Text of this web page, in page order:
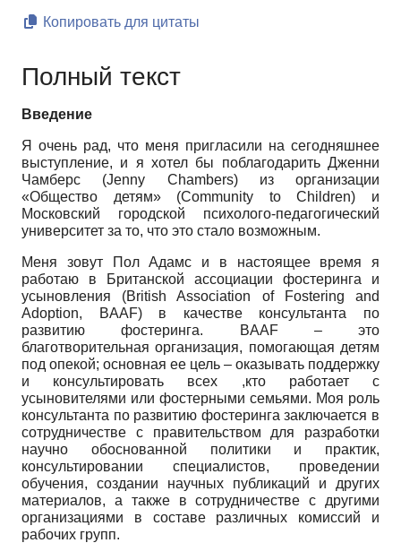
Копировать для цитаты
Полный текст
Введение
Я очень рад, что меня пригласили на сегодняшнее
выступление, и я хотел бы поблагодарить Дженни
Чамберс (Jenny Chambers) из организации
«Общество детям» (Community to Children) и
Московский городской психолого-педагогический
университет за то, что это стало возможным.
Меня зовут Пол Адамс и в настоящее время я
работаю в Британской ассоциации фостеринга и
усыновления (British Association of Fostering and
Adoption, BAAF) в качестве консультанта по
развитию фостеринга. BAAF – это
благотворительная организация, помогающая детям
под опекой; основная ее цель – оказывать поддержку
и консультировать всех ,кто работает с
усыновителями или фостерными семьями. Моя роль
консультанта по развитию фостеринга заключается в
сотрудничестве с правительством для разработки
научно обоснованной политики и практик,
консультировании специалистов, проведении
обучения, создании научных публикаций и других
материалов, а также в сотрудничестве с другими
организациями в составе различных комиссий и
рабочих групп.